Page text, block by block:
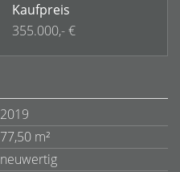
Kaufpreis
355.000,- €
2019
77,50 m²
neuwertig